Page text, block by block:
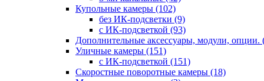
Купольные камеры (102)
без ИК-подсветки (9)
с ИК-подсветкой (93)
Дополнительные аксессуары, модули, опции.
Уличные камеры (151)
с ИК-подсветкой (151)
Скоростные поворотные камеры (18)